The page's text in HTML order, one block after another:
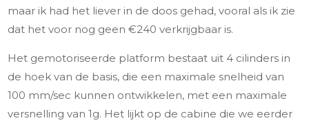
maar ik had het liever in de doos gehad, vooral als ik zie
dat het voor nog geen €240 verkrijgbaar is.
Het gemotoriseerde platform bestaat uit 4 cilinders in
de hoek van de basis, die een maximale snelheid van
100 mm/sec kunnen ontwikkelen, met een maximale
versnelling van 1g. Het lijkt op de cabine die we eerder